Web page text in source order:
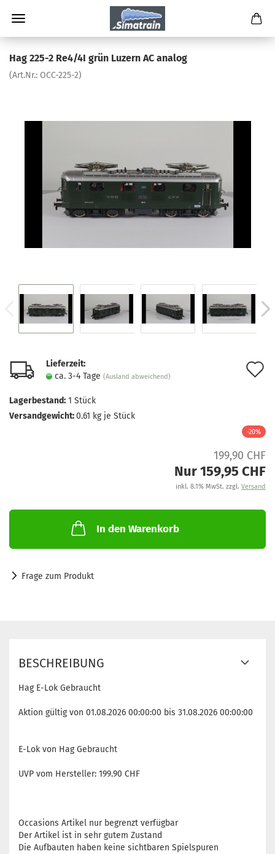
Hag 225-2 Re4/4I grün Luzern AC analog
(Art.Nr.: OCC-225-2)
Lieferzeit:
ca. 3-4 Tage (Ausland abweichend)
Lagerbestand: 1 Stück
Versandgewicht:0.61 kg je Stück
-20%
199,90 CHF
Nur 159,95 CHF
inkl. 8.1% MwSt. zzgl. Versand
In den Warenkorb
Frage zum Produkt
BESCHREIBUNG
Hag E-Lok Gebraucht
Aktion gültig von 01.08.2026 00:00:00 bis 31.08.2026 00:00:00
E-Lok von Hag Gebraucht
UVP vom Hersteller: 199.90 CHF
Occasions Artikel nur begrenzt verfügbar
Der Artikel ist in sehr gutem Zustand
Die Aufbauten haben keine sichtbaren Spielspuren